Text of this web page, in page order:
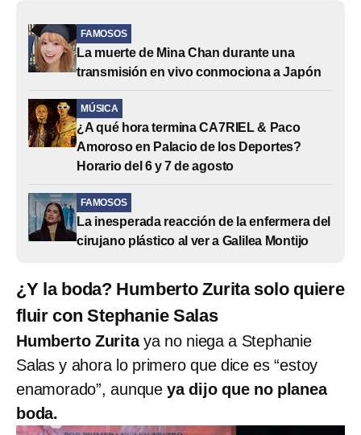
FAMOSOS
La muerte de Mina Chan durante una
transmisión en vivo conmociona a Japón
MÚSICA
¿A qué hora termina CA7RIEL & Paco
Amoroso en Palacio de los Deportes?
Horario del 6 y 7 de agosto
FAMOSOS
La inesperada reacción de la enfermera del
cirujano plástico al ver a Galilea Montijo
¿Y la boda? Humberto Zurita solo quiere
fluir con Stephanie Salas
Humberto Zuritaya no niega a Stephanie
Salas y ahora lo primero que dice es “estoy
enamorado”, aunqueya dijo que no planea
boda.